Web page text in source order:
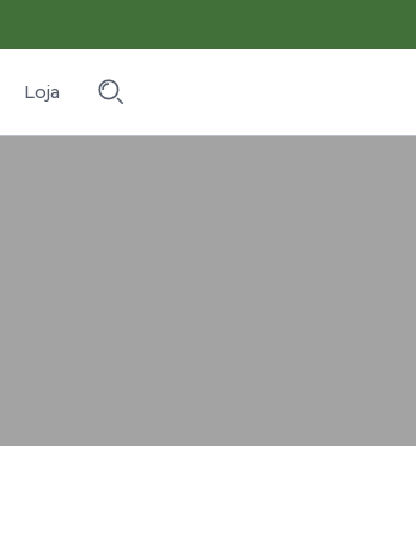
Loja